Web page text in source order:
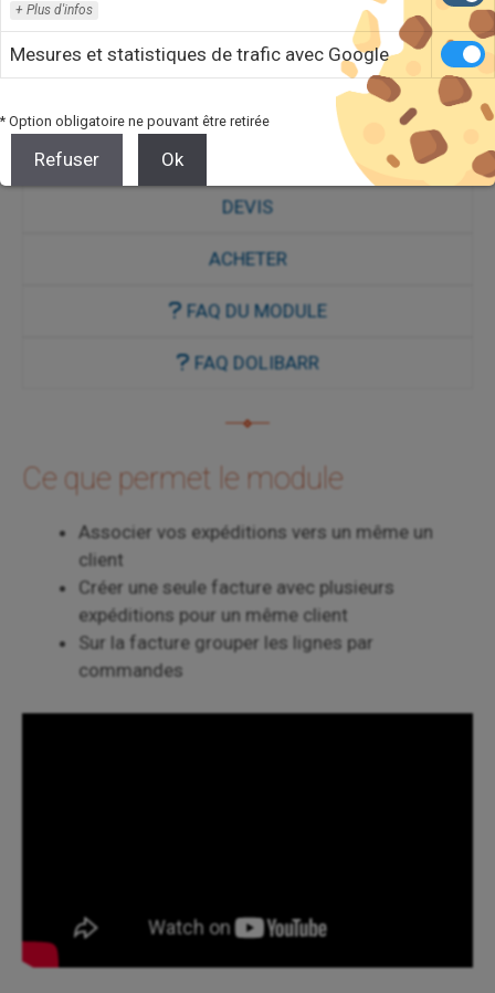
d’expéditions.
Produits
Service
s
Tiers
DEVIS
ACHETER
FAQ DU MODULE
FAQ DOLIBARR
Ce que permet le module
Associer vos expéditions vers un même un
client
Créer une seule facture avec plusieurs
expéditions pour un même client
Sur la facture grouper les lignes par
commandes
Plus d'infos
Mesures et statistiques de trafic avec Google
* Option obligatoire ne pouvant être retirée
Refuser Ok